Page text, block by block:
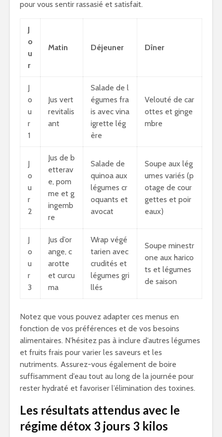
pour vous sentir rassasié et satisfait.
J
o
u
r
Matin Déjeuner Dîner
J
o
u
r
1
Jus vert
revitalis
ant
Salade de l
égumes fra
is avec vina
igrette lég
ère
Velouté de car
ottes et ginge
mbre
J
o
u
r
2
Jus de b
etterav
e, pom
me et g
ingemb
re
Salade de
quinoa aux
légumes cr
oquants et
avocat
Soupe aux lég
umes variés (p
otage de cour
gettes et poir
eaux)
J
o
u
r
3
Jus d’or
ange, c
arotte
et curcu
ma
Wrap végé
tarien avec
crudités et
légumes gri
llés
Soupe minestr
one aux harico
ts et légumes
de saison
Notez que vous pouvez adapter ces menus en
fonction de vos préférences et de vos besoins
alimentaires. N’hésitez pas à inclure d’autres légumes
et fruits frais pour varier les saveurs et les
nutriments. Assurez-vous également de boire
suffisamment d’eau tout au long de la journée pour
rester hydraté et favoriser l’élimination des toxines.
Les résultats attendus avec le
régime détox 3 jours 3 kilos